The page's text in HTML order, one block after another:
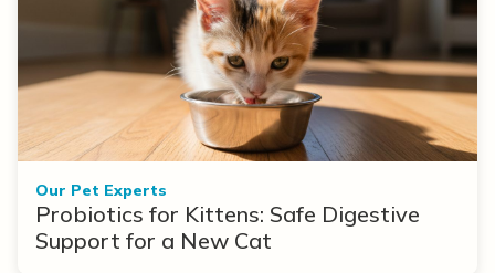
Our Pet Experts
Probiotics for Kittens: Safe Digestive
Support for a New Cat